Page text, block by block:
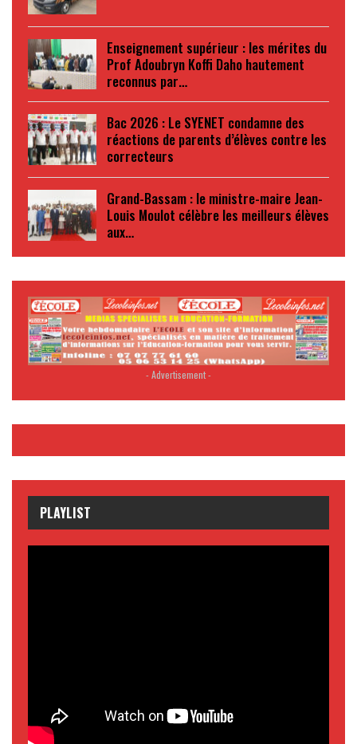
Enseignement supérieur : les mérites du
Prof Adoubryn Koffi Daho hautement
reconnus par…
Bac 2026 : Le SYENET condamne des
réactions de parents d’élèves contre les
correcteurs
Grand-Bassam : le ministre-maire Jean-
Louis Moulot célèbre les meilleurs élèves
aux…
- Advertisement -
PLAYLIST